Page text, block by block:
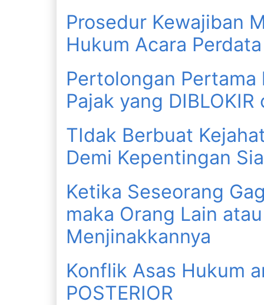
Prosedur Kewajiban
Hukum Acara
Pertolongan
Pajak yang
TIdak Berbuat
Demi Kepentingan
Ketika Seseorang
maka Orang Lain
Menjinakkannya
Konflik Asas Hukum
POSTERIOR